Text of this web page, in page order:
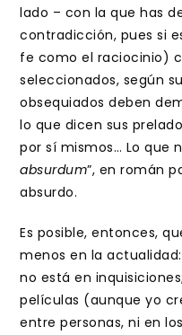
lado – con la que has
contradicción, pues si
fe como el raciocinio)
seleccionados, según
obsequiados deben
lo que dicen sus
por sí mismos… Lo que
absurdum”, en román
absurdo.
Es posible, entonces,
menos en la
no está en
películas (aunque yo
entre personas, ni en